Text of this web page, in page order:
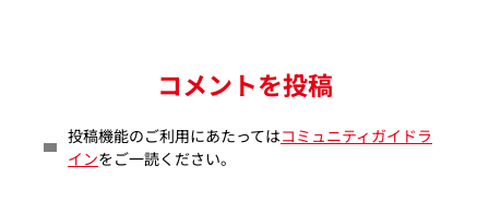
コメントを投稿
投稿機能のご利用にあたってはコミュニティガイドラ
インをご一読ください。